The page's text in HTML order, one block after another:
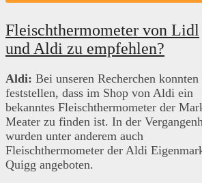
Bei Rosenstein und Söhne handelt es sich um
das Thema Essen anbietet. Unter anderem gehören
dazu auch Fleischthermometer.
Besonders bekannt ist die Marke Weber durch
zahlreiches Zubehör, wie zum Beispiel auch
Fleischthermometer angeboten.
In erster Linie ist Rösle eine Metallwarenfabrik.
hergestellt. Unter anderem sind im Sortiment auch
Fleischthermometer zu finden.
Bei der Marke Grill Eye handelt es sich um eine
und Herstellung von Fleischthermometer
spezialisiert hat.
Fleischthermometer von Lidl
und Aldi zu empfehlen?
Aldi: Bei unseren Recherchen
feststellen, dass im Shop von Aldi ein
bekanntes Fleischthermometer der
Meater zu finden ist. In der
wurden unter anderem auch
Fleischthermometer der Aldi
Quigg angeboten.